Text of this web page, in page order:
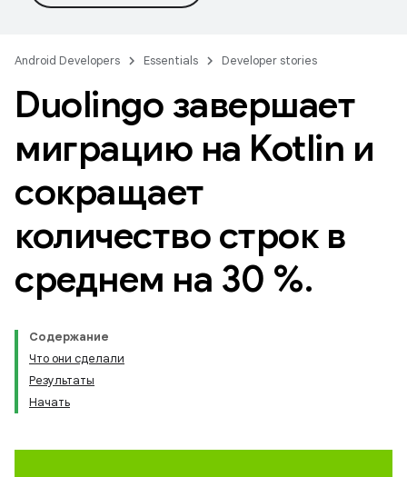
Android Developers Essentials Developer stories
Duolingo завершает
миграцию на Kotlin и
сокращает
количество строк в
среднем на 30 %.
Содержание
Что они сделали
Результаты
Начать